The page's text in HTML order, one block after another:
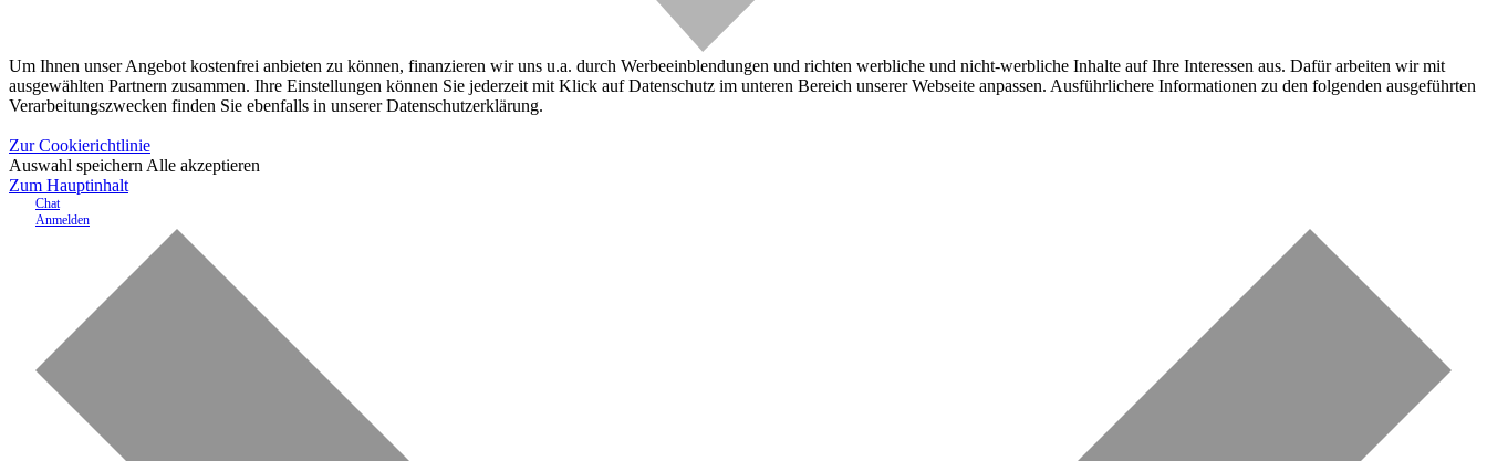
Um Ihnen unser Angebot kostenfrei anbieten zu können, finanzieren wir uns u.a. durch Werbeeinblendungen und richten werbliche und nicht-werbliche Inhalte auf Ihre Interessen aus. Dafür arbeiten wir mit
ausgewählten Partnern zusammen. Ihre Einstellungen können Sie jederzeit mit Klick auf Datenschutz im unteren Bereich unserer Webseite anpassen. Ausführlichere Informationen zu den folgenden ausgeführten
Verarbeitungszwecken finden Sie ebenfalls in unserer Datenschutzerklärung.
Zur Cookierichtlinie
Auswahl speichern Alle akzeptieren
Zum Hauptinhalt
Chat
Anmelden